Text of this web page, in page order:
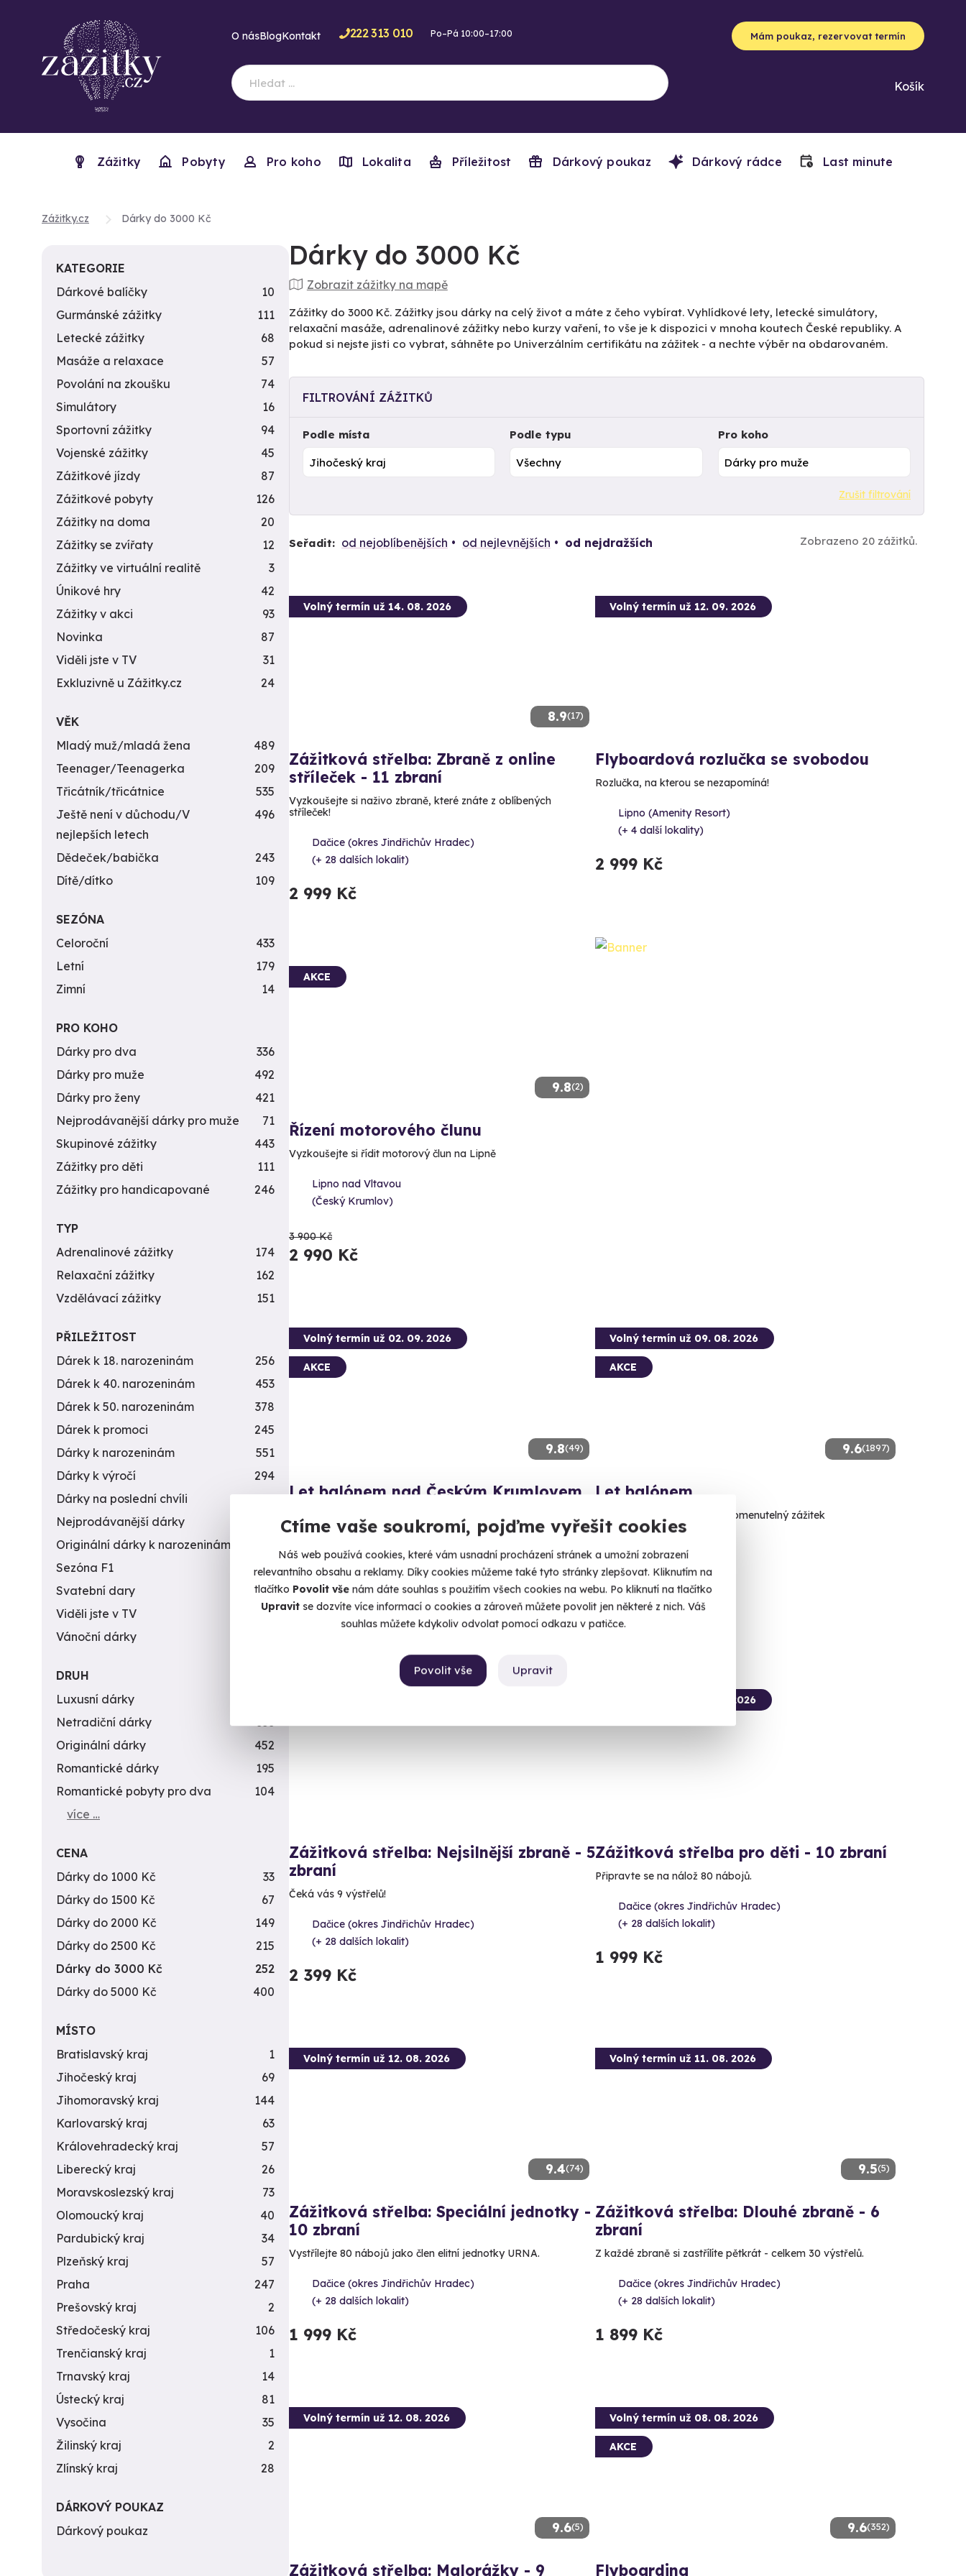
Ctíme vaše soukromí, pojďme vyřešit cookies
Náš web používá cookies, které vám usnadní procházení stránek a umožní zobrazení
relevantního obsahu a reklamy. Díky cookies můžeme také tyto stránky zlepšovat. Kliknutím na
tlačítko Povolit vše nám dáte souhlas s použitím všech cookies na webu. Po kliknutí na tlačítko
Upravitse dozvíte více informací o cookies a zároveň můžete povolit jen některé z nich. Váš
souhlas můžete kdykoliv odvolat pomocí odkazu v patičce.
Upravit
Povolit vše
O násBlogKontakt 222 313 010 Po–Pá 10:00–17:00 Mám poukaz, rezervovat termín
Košík
Zážitky Pobyty Pro koho Lokalita Příležitost Dárkový poukaz Dárkový rádce Last minute
Zážitky.cz Dárky do 3000 Kč
Dárky do 3000 Kč
Zobrazit zážitky na mapě
Zážitky do 3000 Kč. Zážitky jsou dárky na celý život a máte z čeho vybírat. Vyhlídkové lety, letecké simulátory,
relaxační masáže, adrenalinové zážitky nebo kurzy vaření, to vše je k dispozici v mnoha koutech České republiky. A
pokud si nejste jisti co vybrat, sáhněte po Univerzálním certifikátu na zážitek - a nechte výběr na obdarovaném.
FILTROVÁNÍ ZÁŽITKŮ
Podle místa Podle typu Pro koho
Zrušit filtrování
Seřadit: od nejoblíbenějších od nejlevnějších od nejdražších Zobrazeno 20 zážitků.
8.9(17)
Volný termín už 14. 08. 2026
Zážitková střelba: Zbraně z online
stříleček - 11 zbraní
Vyzkoušejte si naživo zbraně, které znáte z oblíbených
stříleček!
Dačice (okres Jindřichův Hradec)
(+ 28 dalších lokalit)
2 999 Kč
Volný termín už 12. 09. 2026
Flyboardová rozlučka se svobodou
Rozlučka, na kterou se nezapomíná!
Lipno (Amenity Resort)
(+ 4 další lokality)
2 999 Kč
9.8(2)
AKCE
Řízení motorového člunu
Vyzkoušejte si řídit motorový člun na Lipně
Lipno nad Vltavou
(Český Krumlov)
3 900 Kč
2 990 Kč
9.8(49)
Volný termín už 02. 09. 2026
AKCE
Let balónem nad Českým Krumlovem
města.
Český Krumlov
3 490 Kč
2 950 Kč
9.6(1897)
Volný termín už 09. 08. 2026
AKCE
Let balónem
Dechberoucí výhled a nezapomenutelný zážitek
(+ 40 dalších lokalit)
3 490 Kč
2 590 Kč
Zážitková střelba: Nejsilnější zbraně - 5
zbraní
Čeká vás 9 výstřelů!
Dačice (okres Jindřichův Hradec)
(+ 28 dalších lokalit)
2 399 Kč
Volný termín už 12. 08. 2026
Zážitková střelba pro děti - 10 zbraní
Připravte se na nálož 80 nábojů.
Dačice (okres Jindřichův Hradec)
(+ 28 dalších lokalit)
1 999 Kč
9.4(74)
Volný termín už 12. 08. 2026
Zážitková střelba: Speciální jednotky -
10 zbraní
Vystřílejte 80 nábojů jako člen elitní jednotky URNA.
Dačice (okres Jindřichův Hradec)
(+ 28 dalších lokalit)
1 999 Kč
9.5(5)
Volný termín už 11. 08. 2026
Zážitková střelba: Dlouhé zbraně - 6
zbraní
Z každé zbraně si zastřílíte pětkrát - celkem 30 výstřelů.
Dačice (okres Jindřichův Hradec)
(+ 28 dalších lokalit)
1 899 Kč
9.6(5)
Volný termín už 12. 08. 2026
Zážitková střelba: Malorážky - 9
9.6(352)
Volný termín už 08. 08. 2026
AKCE
Flyboarding
KATEGORIE
Dárkové balíčky
10
Gurmánské zážitky
111
Letecké zážitky
68
Masáže a relaxace
57
Povolání na zkoušku
74
Simulátory
16
Sportovní zážitky
94
Vojenské zážitky
45
Zážitkové jízdy
87
Zážitkové pobyty
126
Zážitky na doma
20
Zážitky se zvířaty
12
Zážitky ve virtuální realitě
3
Únikové hry
42
Zážitky v akci
93
Novinka
87
Viděli jste v TV
31
Exkluzivně u Zážitky.cz
24
VĚK
Mladý muž/mladá žena
489
Teenager/Teenagerka
209
Třicátník/třicátnice
535
Ještě není v důchodu/V
nejlepších letech
496
Dědeček/babička
243
Dítě/dítko
109
SEZÓNA
Celoroční
433
Letní
179
Zimní
14
PRO KOHO
Dárky pro dva
336
Dárky pro muže
492
Dárky pro ženy
421
Nejprodávanější dárky pro muže
71
Skupinové zážitky
443
Zážitky pro děti
111
Zážitky pro handicapované
246
TYP
Adrenalinové zážitky
174
Relaxační zážitky
162
Vzdělávací zážitky
151
PŘILEŽITOST
Dárek k 18. narozeninám
256
Dárek k 40. narozeninám
453
Dárek k 50. narozeninám
378
Dárek k promoci
245
Dárky k narozeninám
551
Dárky k výročí
294
Dárky na poslední chvíli
450
Nejprodávanější dárky
Originální dárky k narozeninám
Sezóna F1
4
Svatební dary
196
Viděli jste v TV
31
Vánoční dárky
DRUH
Luxusní dárky
Netradiční dárky
353
Originální dárky
452
Romantické dárky
195
Romantické pobyty pro dva
104
více …
CENA
Dárky do 1000 Kč
33
Dárky do 1500 Kč
67
Dárky do 2000 Kč
149
Dárky do 2500 Kč
215
Dárky do 3000 Kč
252
Dárky do 5000 Kč
400
MÍSTO
Bratislavský kraj
1
Jihočeský kraj
69
Jihomoravský kraj
144
Karlovarský kraj
63
Královehradecký kraj
57
Liberecký kraj
26
Moravskoslezský kraj
73
Olomoucký kraj
40
Pardubický kraj
34
Plzeňský kraj
57
Praha
247
Prešovský kraj
2
Středočeský kraj
106
Trenčianský kraj
1
Trnavský kraj
14
Ústecký kraj
81
Vysočina
35
Žilinský kraj
2
Zlínský kraj
28
DÁRKOVÝ POUKAZ
Dárkový poukaz